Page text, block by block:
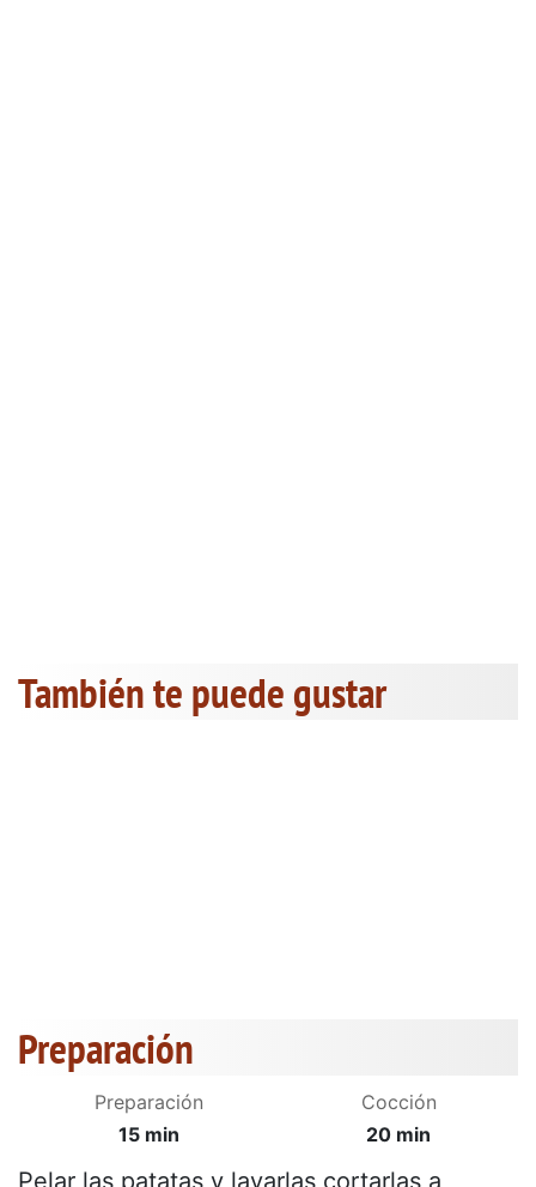
También te puede gustar
Preparación
Preparación
15 min
Cocción
20 min